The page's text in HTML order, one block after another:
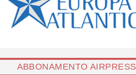
ABBONAMENTO AIRPRESS